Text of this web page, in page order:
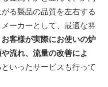
る製品の品質を左右する
ーカーとして、最適な雰
お客様が実際にお使いの炉
流れ、流量の改善によ
といったサービスも行って